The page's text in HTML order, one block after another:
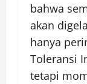
bahwa
akan
hanya
Toleransi
tetapi